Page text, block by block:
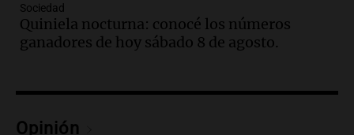
Episodios
Audio.Una nutricionista derribó el mito
del desayuno ideal: qué alimentos
Sociedad
Quiniela nocturna: conocé los números
ganadores de hoy sábado 8 de agosto.
Opinión